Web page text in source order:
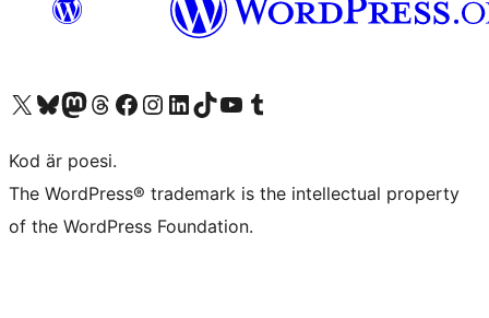
Besök vår X-konto (f.d. Twitter)
Besök vårt Bluesky-konto
Besök vårt Mastodon-konto
Besök vårt Thread-konto
Besök vår Facebook-sidaBesök vårt Instagram-konto
Besök vårt LinkedIn-konto
Besök vårt TikTok-konto
Besök vår YouTube-kanalBesök vårt Tumblr-konto
Kod är poesi.
The WordPress® trademark is the intellectual property
of the WordPress Foundation.